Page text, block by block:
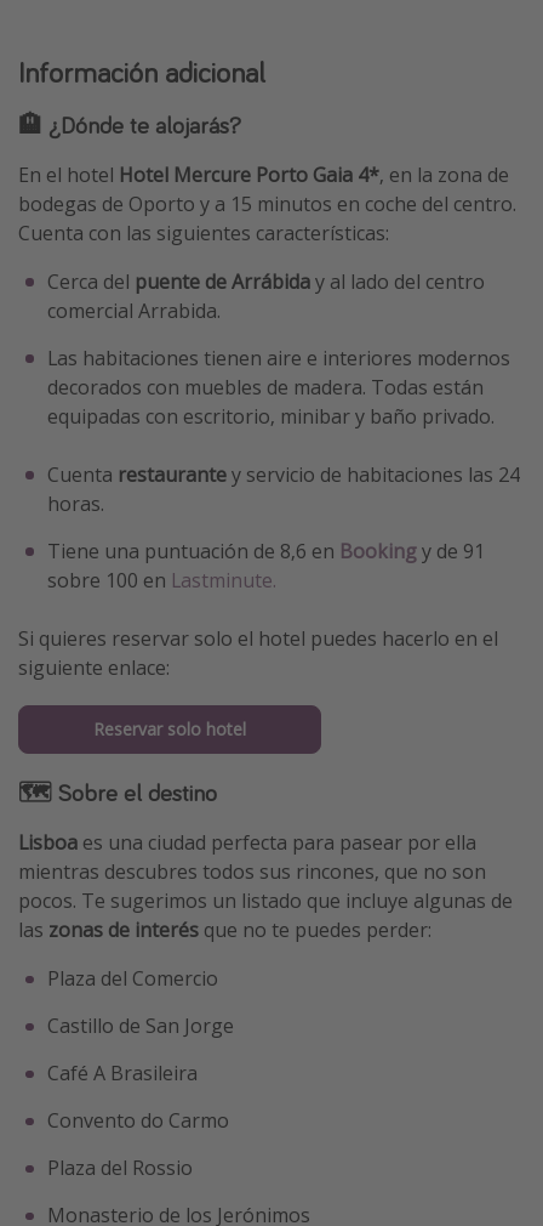
Información adicional
🏨 ¿Dónde te alojarás?
En el hotel Hotel Mercure Porto Gaia 4*, en la zona de
bodegas de Oporto y a 15 minutos en coche del centro.
Cuenta con las siguientes características:
Cerca del puente de Arrábiday al lado del centro
comercial Arrabida.
Las habitaciones tienen aire e interiores modernos
decorados con muebles de madera. Todas están
equipadas con escritorio, minibar y baño privado.
Cuenta restaurantey servicio de habitaciones las 24
horas.
Tiene una puntuación de 8,6 en Bookingy de 91
sobre 100 en Lastminute.
Si quieres reservar solo el hotel puedes hacerlo en el
siguiente enlace:
Reservar solo hotel
🗺 Sobre el destino
Lisboa es una ciudad perfecta para pasear por ella
mientras descubres todos sus rincones, que no son
pocos. Te sugerimos un listado que incluye algunas de
las zonas de interés que no te puedes perder:
Plaza del Comercio
Castillo de San Jorge
Café A Brasileira
Convento do Carmo
Plaza del Rossio
Monasterio de los Jerónimos